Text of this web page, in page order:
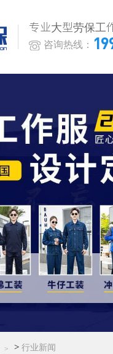
专业大型劳保工
咨询热线：
> 行业新闻